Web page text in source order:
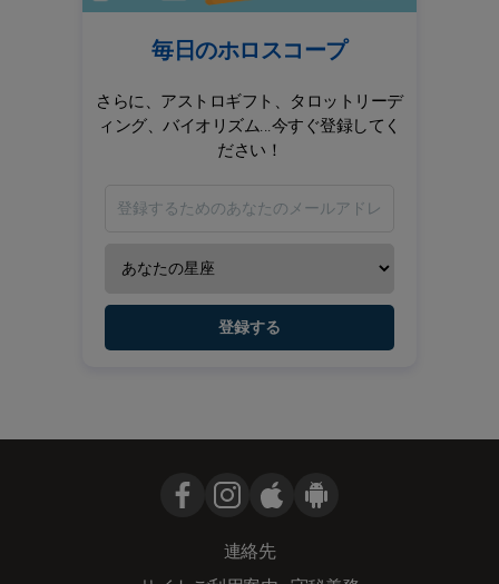
毎日のホロスコープ
さらに、アストロギフト、タロットリーデ
ィング、バイオリズム...今すぐ登録してく
ださい！
登録する
連絡先